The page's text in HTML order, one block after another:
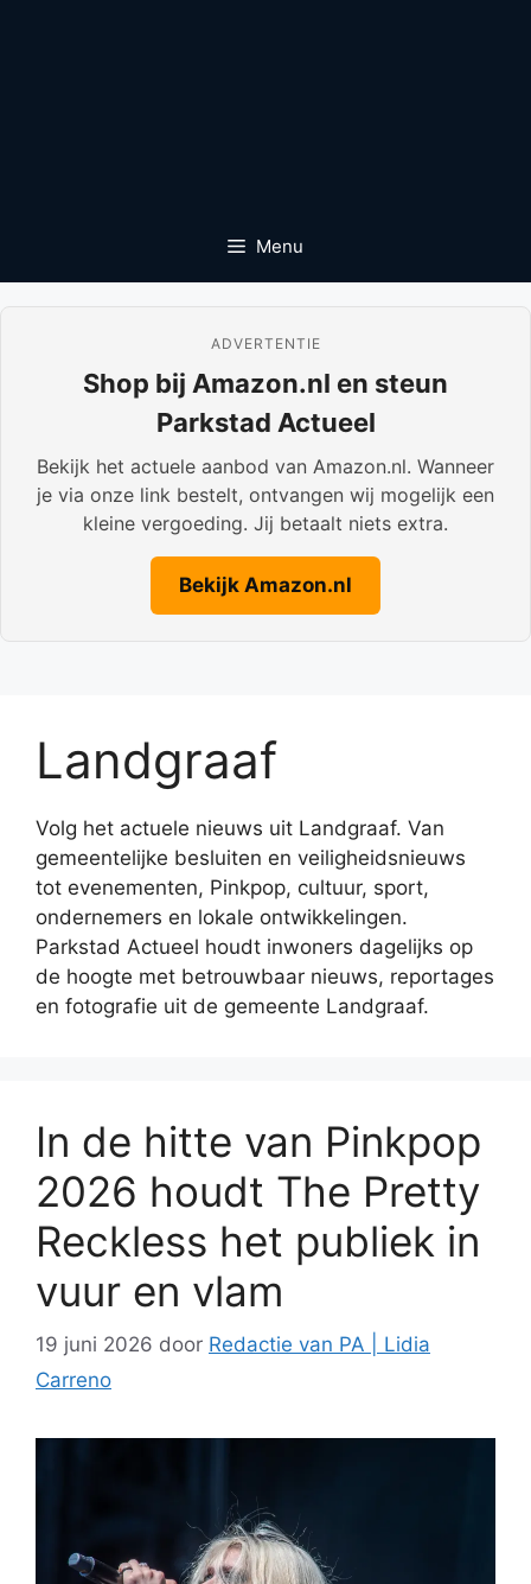
Menu
ADVERTENTIE
Shop bij Amazon.nl en steun
Parkstad Actueel
Bekijk het actuele aanbod van Amazon.nl. Wanneer
je via onze link bestelt, ontvangen wij mogelijk een
kleine vergoeding. Jij betaalt niets extra.
Bekijk Amazon.nl
Landgraaf
Volg het actuele nieuws uit Landgraaf. Van
gemeentelijke besluiten en veiligheidsnieuws
tot evenementen, Pinkpop, cultuur, sport,
ondernemers en lokale ontwikkelingen.
Parkstad Actueel houdt inwoners dagelijks op
de hoogte met betrouwbaar nieuws, reportages
en fotografie uit de gemeente Landgraaf.
In de hitte van Pinkpop
2026 houdt The Pretty
Reckless het publiek in
vuur en vlam
19 juni 2026 door Redactie van PA | Lidia
Carreno